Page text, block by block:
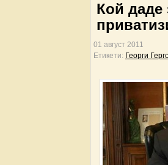
Кой даде
01 август 2011
Етикети: Георги